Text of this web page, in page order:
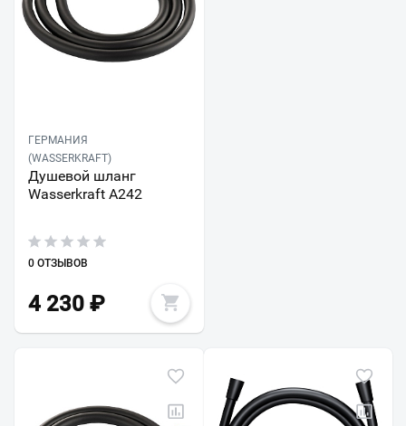
ГЕРМАНИЯ
(WASSERKRAFT)
Душевой шланг
Wasserkraft A242
0 ОТЗЫВОВ
4 230 ₽